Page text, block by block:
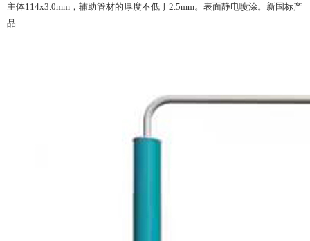
主体114x3.0mm，辅助管材的厚度不低于2.5mm。表面静电喷涂。新国标产
品